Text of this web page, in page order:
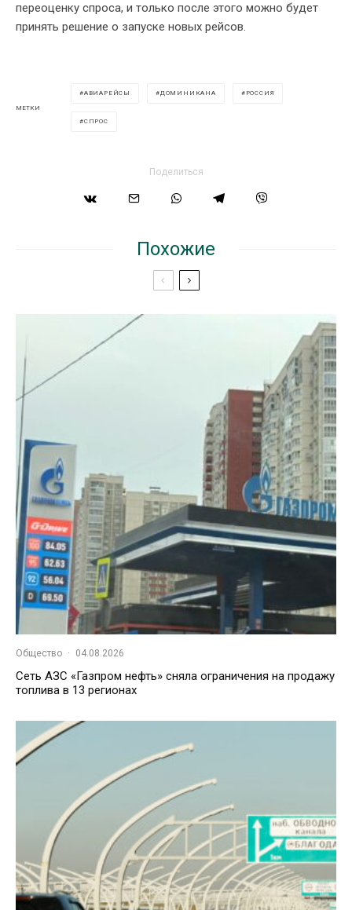
переоценку спроса, и только после этого можно будет
принять решение о запуске новых рейсов.
МЕТКИ
АВИАРЕЙСЫ ДОМИНИКАНА РОССИЯ
СПРОС
Поделиться
Похожие
Общество · 04.08.2026
Сеть АЗС «Газпром нефть» сняла ограничения на продажу
топлива в 13 регионах